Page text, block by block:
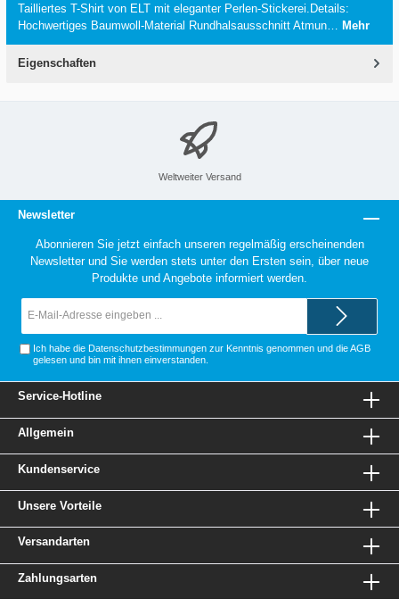
Tailliertes T-Shirt von ELT mit eleganter Perlen-Stickerei.Details:
Hochwertiges Baumwoll-Material Rundhalsausschnitt Atmun…
Mehr
Eigenschaften
Weltweiter Versand
Newsletter
Abonnieren Sie jetzt einfach unseren regelmäßig erscheinenden
Newsletter und Sie werden stets unter den Ersten sein, über neue
Produkte und Angebote informiert werden.
Ich habe die Datenschutzbestimmungen zur Kenntnis genommen und dieAGB
gelesen und bin mit ihnen einverstanden.
Service-Hotline
Allgemein
Kundenservice
Unsere Vorteile
Versandarten
Zahlungsarten